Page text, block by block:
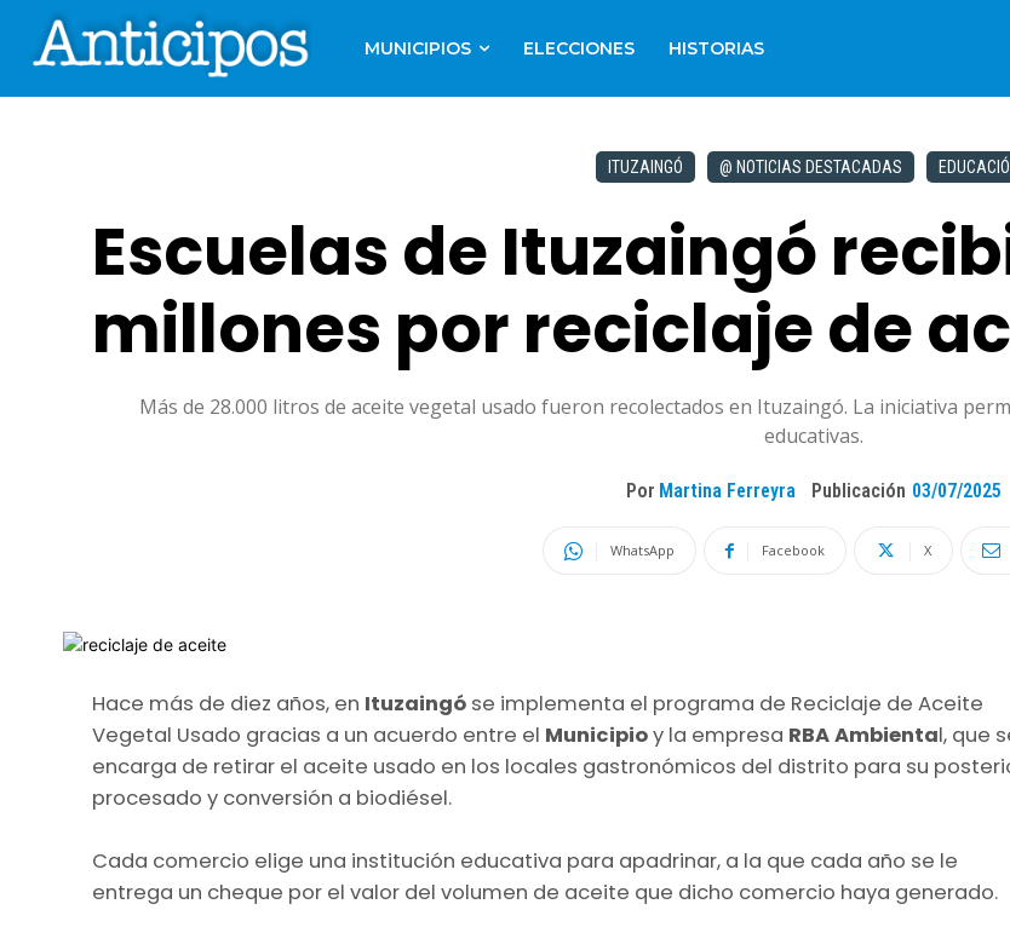
MUNICIPIOS ELECCIONES HISTORIAS
ITUZAINGÓ @ NOTICIAS DESTACADAS
Escuelas de Ituzaingó
millones por reciclaje de
Más de 28.000 litros de aceite vegetal usado fueron recolectados en Ituzaingó. La iniciativa
educativas.
Por Martina Ferreyra Publicación 03/07/2025
WhatsApp Facebook X
Hace más de diez años, en Ituzaingó se implementa el programa de Reciclaje de Aceite
Vegetal Usado gracias a un acuerdo entre el Municipioy la empresa RBA Ambiental, que
encarga de retirar el aceite usado en los locales gastronómicos del distrito para su
procesado y conversión a biodiésel.
Cada comercio elige una institución educativa para apadrinar, a la que cada año se le
entrega un cheque por el valor del volumen de aceite que dicho comercio haya generado.